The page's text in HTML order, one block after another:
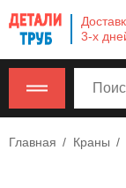
3-х
Главная Краны
Company
name
620000,
Москва,